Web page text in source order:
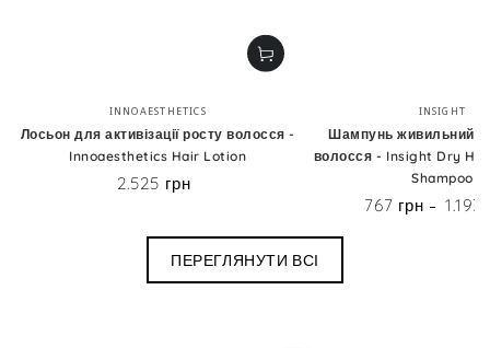
Бренд:
INNOAESTHETICS
Лосьон для активізації росту волосся -
Innoaesthetics Hair Lotion
Ціна
2.525 грн
INSIGHT
Шампунь живильний
волосся - Insight Dry
Shampoo
Ціна
767 грн 1.193
ПЕРЕГЛЯНУТИ ВСІ